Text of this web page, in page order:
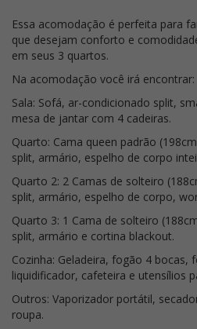
Essa acomodação é perfeita para
que desejam conforto e
em seus 3 quartos.
Na acomodação você irá encontrar:
Sala: Sofá, ar-condicionado split,
mesa de jantar com 4 cadeiras.
Quarto: Cama queen padrão
split, armário, espelho de corpo
Quarto 2: 2 Camas de solteiro
split, armário, espelho de corpo,
Quarto 3: 1 Cama de solteiro
split, armário e cortina blackout.
Cozinha: Geladeira, fogão 4 bocas,
liquidificador, cafeteira e utensílios
Outros: Vaporizador portátil,
roupa.